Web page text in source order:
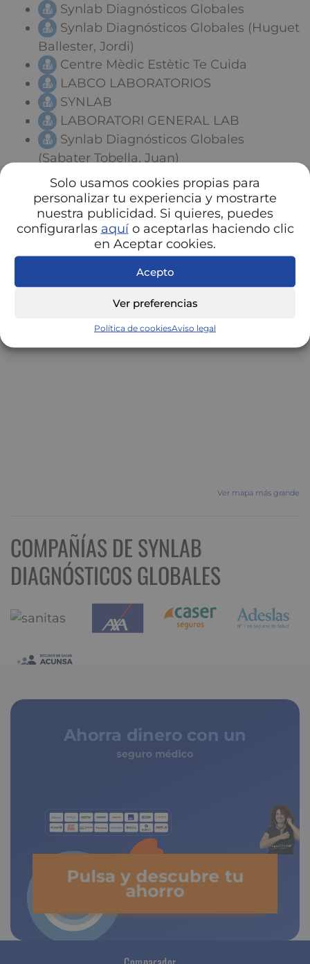
Solo usamos cookies propias para
personalizar tu experiencia y mostrarte
nuestra publicidad. Si quieres, puedes
configurarlas aquío aceptarlas haciendo clic
en Aceptar cookies.
Acepto
Ver preferencias
Política de cookiesAviso legal
Synlab Diagnósticos Globales
Synlab Diagnósticos Globales (Huguet
Ballester, Jordi)
Centre Mèdic Estètic Te Cuida
LABCO LABORATORIOS
SYNLAB
LABORATORI GENERAL LAB
Synlab Diagnósticos Globales
(Sabater Tobella, Juan)
Synlab Diagnosticos Globales, S.A.
Synlab Diagnósticos Globales (Nolla
Mir, Nuria)
Ver mapa más grande
COMPAÑÍAS DE SYNLAB
DIAGNÓSTICOS GLOBALES
Ahorra dinero con un
seguro médico
Pulsa y descubre tu
ahorro